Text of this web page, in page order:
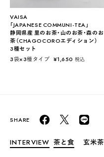
VAISA
「JAPANESE COMMUNI-TEA」
静岡県産 里のお茶・山のお茶・森のお
茶（CHAGOCOROエディション）
3種セット
3袋×3種タイプ ¥1,650 税込
INTERVIEW 茶と食 玄米茶